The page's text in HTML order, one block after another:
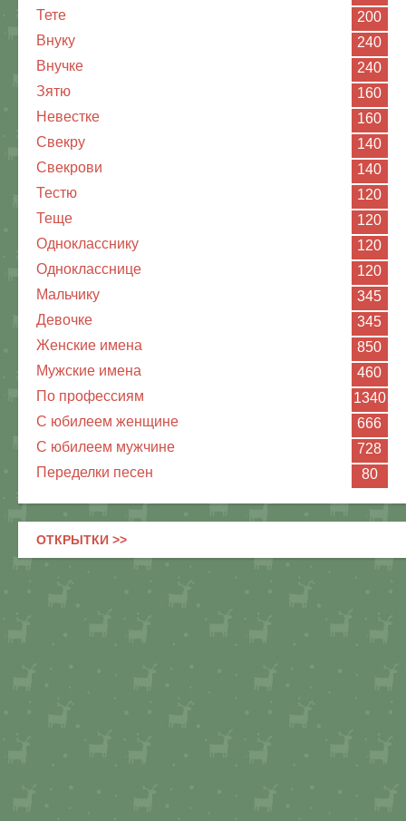
Тете
200
Внуку
240
Внучке
240
Зятю
160
Невестке
160
Свекру
140
Свекрови
140
Тестю
120
Теще
120
Однокласснику
120
Однокласснице
120
Мальчику
345
Девочке
345
Женские имена
850
Мужские имена
460
По профессиям
1340
С юбилеем женщине
666
С юбилеем мужчине
728
Переделки песен
80
ОТКРЫТКИ >>